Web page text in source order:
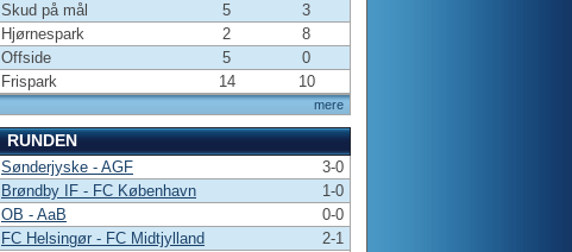
mere
Skud på mål
5
3
Hjørnespark
2
8
Offside
5
0
Frispark
14 10
RUNDEN
Sønderjyske - AGF
3-0
Brøndby IF - FC København
1-0
OB - AaB
0-0
FC Helsingør - FC Midtjylland
2-1